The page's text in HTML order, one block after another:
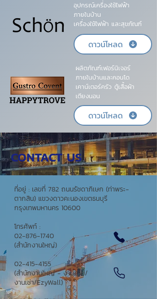
อุปกรณ์เครื่องใช้ไฟฟ้า
ภายในบ้าน
เครื่องใช้ไฟฟ้า และสุขภัณฑ์
ดาวน์โหลด
ผลิตภัณฑ์เฟอร์นิเจอร์
ภายในบ้านและคอนโด
เคาน์เตอร์ครัว ตู้เสื้อผ้า
เตียงนอน
ดาวน์โหลด
CONTACT US
ที่อยู่ : เลขที่ 782 ถนนรัชดาภิเษก (ท่าพระ-
ตากสิน) แขวงดาวคะนองเขตธนบุรี
กรุงเทพมหานคร 10600
โทรศัพท์ :
02-876-1740
(สำนักงานใหญ่)
02-415-4155
(สำนักงานใหญ่ - งานขาย/
งานเช่า/EzyWall)​